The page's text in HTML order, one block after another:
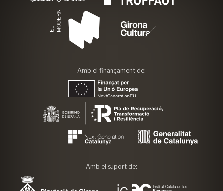
Amb el finançament de:
Amb el suport de: